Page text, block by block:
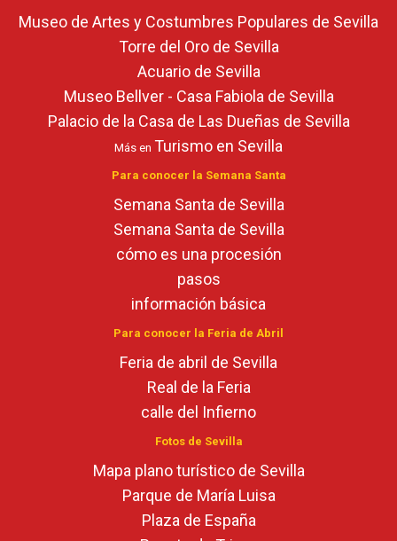
Museo de Artes y Costumbres Populares de Sevilla
Torre del Oro de Sevilla
Acuario de Sevilla
Museo Bellver - Casa Fabiola de Sevilla
Palacio de la Casa de Las Dueñas de Sevilla
Más en Turismo en Sevilla
Para conocer la Semana Santa
Semana Santa de Sevilla
Semana Santa de Sevilla
cómo es una procesión
pasos
información básica
Para conocer la Feria de Abril
Feria de abril de Sevilla
Real de la Feria
calle del Infierno
Fotos de Sevilla
Mapa plano turístico de Sevilla
Parque de María Luisa
Plaza de España